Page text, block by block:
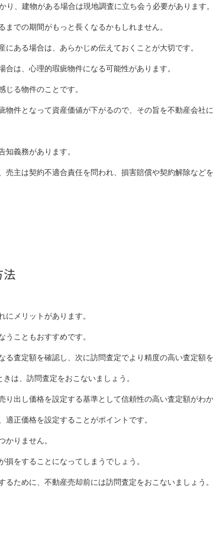
り、建物がある場合は現地調査に立ち会う必要があります。
での期間がもっと長くなるかもしれません。
ある場合は、あらかじめ伝えておくことが大切です。
は、心理的瑕疵物件になる可能性があります。
る物件のことです。
物件となって資産価値が下がるので、その旨を不動産会社
知義務があります。
売主は契約不適合責任を問われ、損害賠償や契約解除など
法
にメリットがあります。
こともおすすめです。
査定額を確認し、次に訪問査定でより精度の高い査定額を
きは、訪問査定をおこないましょう。
出し価格を設定する基準として信頼性の高い査定額がわか
正価格を設定することがポイントです。
かりません。
をすることになってしまうでしょう。
ために、不動産売却前には訪問査定をおこないましょう。